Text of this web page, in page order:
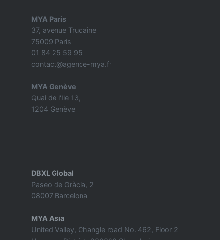
MYA Paris
37, avenue Trudaine
75009 Paris
01 84 25 59 95
contact@agence-mya.fr
MYA Genève
Quai de l'Ile 13,
1204 Genève
DBXL Global
Paseo de Gràcia, 2
08007 Barcelona
MYA Asia
United Valley, Changle road No. 462, Floor 2